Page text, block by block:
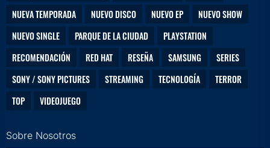
NUEVA TEMPORADA
NUEVO DISCO NUEVO EP
NUEVO SHOW
NUEVO SINGLE
PARQUE DE LA CIUDAD
PLAYSTATION
RECOMENDACIÓN
RED HAT RESEÑA SAMSUNG
SERIES
SONY / SONY PICTURES
STREAMING TECNOLOGÍA
TERROR
TOP
VIDEOJUEGO
Sobre Nosotros